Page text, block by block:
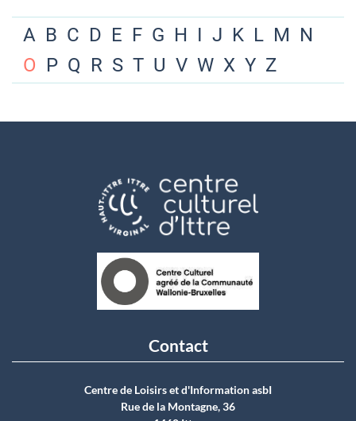
A B C D E F G H I J K L M N
O P Q R S T U V W X Y Z
Contact
Centre de Loisirs et d'Information asbI
Rue de la Montagne, 36